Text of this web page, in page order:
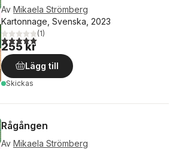
Av Mikaela Strömberg
Kartonnage, Svenska, 2023
5,0utav 5 stjärnor. Totalt antal röster:
(1)
255 kr
Lägg till
Skickas
Rågången
Av Mikaela Strömberg